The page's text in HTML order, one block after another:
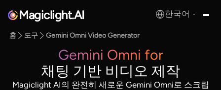
Magiclight.AI 한국어
홈 도구 Gemini Omni Video Generator
Gemini Omni for
채팅 기반 비디오 제작
Magiclight AI의 완전히 새로운 Gemini Omni로 스크립